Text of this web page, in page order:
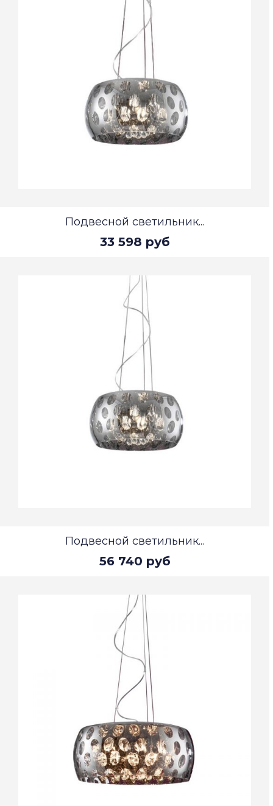
Подвесной светильник...
33 598 руб
Подвесной светильник...
56 740 руб